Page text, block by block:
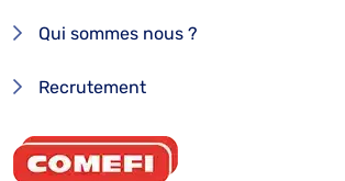
Qui sommes nous ?
Recrutement